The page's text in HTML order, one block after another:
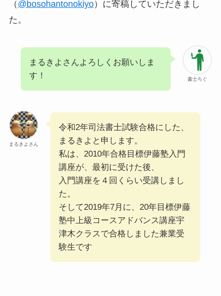
（ @bosohantonokiyo）に寄稿していただきまし
た。
書士ろぐ
まるきよさんよろしくお願いしま
す！
まるきよさん
令和2年司法書士試験合格にした、
まるきよと申します。
私は、2010年合格目標伊藤塾入門
講座が、最初に受けた後、
入門講座を４回くらい受講しまし
た。
そして2019年7月に、20年目標伊藤
塾中上級コースアドバンス講座宇
津木クラスで合格しました兼業受
験生です